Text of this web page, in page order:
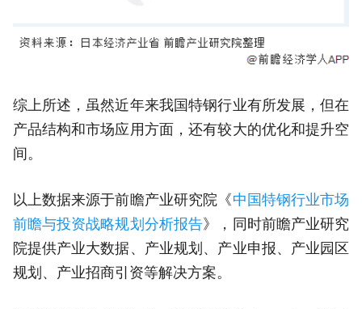
综上所述，虽然近年来我国特钢行业有所发展，但在
产品结构和市场应用方面，还有较大的优化和提升空
间。
以上数据来源于前瞻产业研究院《中国特钢行业市场
前瞻与投资战略规划分析报告》，同时前瞻产业研究
院提供产业大数据、产业规划、产业申报、产业园区
规划、产业招商引资等解决方案。